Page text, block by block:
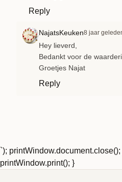
Reply
NajatsKeuken8 jaar
Hey lieverd,
Bedankt voor de
Groetjes Najat
Reply
`);
printWindow.print(); }